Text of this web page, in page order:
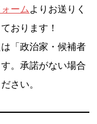
ーム よりお送りく
おります！
「政治家・候補者
。承諾がない場合
さい。